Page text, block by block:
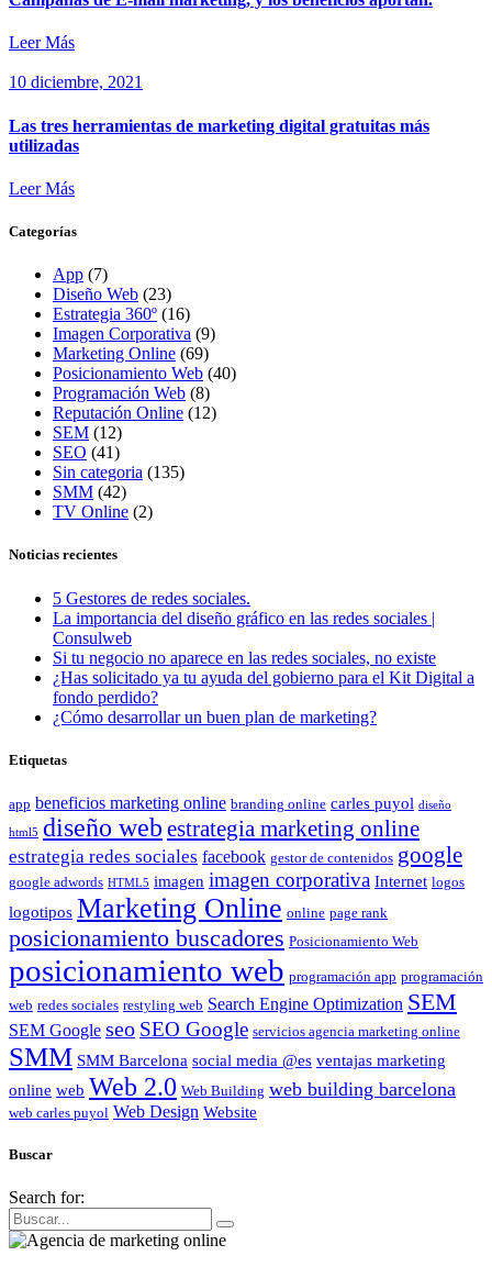
Leer Más
10 diciembre, 2021
Las tres herramientas de marketing digital gratuitas más
utilizadas
Leer Más
Categorías
App (7)
Diseño Web (23)
Estrategia 360º (16)
Imagen Corporativa (9)
Marketing Online (69)
Posicionamiento Web (40)
Programación Web (8)
Reputación Online (12)
SEM (12)
SEO (41)
Sin categoria (135)
SMM (42)
TV Online (2)
Noticias recientes
5 Gestores de redes sociales.
La importancia del diseño gráfico en las redes sociales |
Consulweb
Si tu negocio no aparece en las redes sociales, no existe
¿Has solicitado ya tu ayuda del gobierno para el Kit Digital a
fondo perdido?
¿Cómo desarrollar un buen plan de marketing?
Etiquetas
app beneficios marketing online branding online carles puyol diseño
html5 diseño web estrategia marketing online
estrategia redes sociales facebook gestor de contenidos google
google adwords HTML5 imagen imagen corporativa Internet logos
logotipos Marketing Online online page rank
posicionamiento buscadores Posicionamiento Web
posicionamiento web programación app programación
web redes sociales restyling web Search Engine Optimization SEM
SEM Google seo SEO Google servicios agencia marketing online
SMM SMM Barcelona social media @es ventajas marketing
online web Web 2.0 Web Building web building barcelona
web carles puyol Web Design Website
Buscar
Search for: